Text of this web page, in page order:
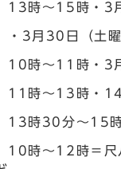
13時～15時・3
・3月30日（土
10時～11時・3
11時～13時・
13時30分～15
10時～12時＝尺